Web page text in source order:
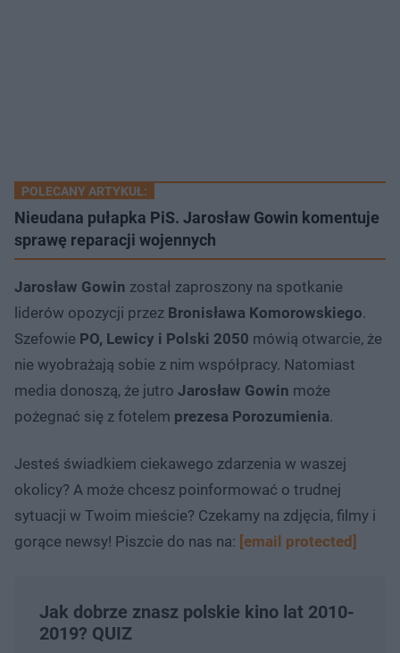
POLECANY ARTYKUŁ:
Nieudana pułapka PiS. Jarosław Gowin komentuje
sprawę reparacji wojennych
Jarosław Gowin został zaproszony na spotkanie
liderów opozycji przez Bronisława Komorowskiego.
Szefowie PO, Lewicy i Polski 2050 mówią otwarcie, że
nie wyobrażają sobie z nim współpracy. Natomiast
media donoszą, że jutro Jarosław Gowin może
pożegnać się z fotelem prezesa Porozumienia.
Jesteś świadkiem ciekawego zdarzenia w waszej
okolicy? A może chcesz poinformować o trudnej
sytuacji w Twoim mieście? Czekamy na zdjęcia, filmy i
gorące newsy! Piszcie do nas na: [email protected]
Jak dobrze znasz polskie kino lat 2010-
2019? QUIZ